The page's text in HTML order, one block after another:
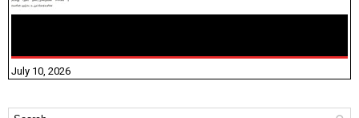
July 10, 2026